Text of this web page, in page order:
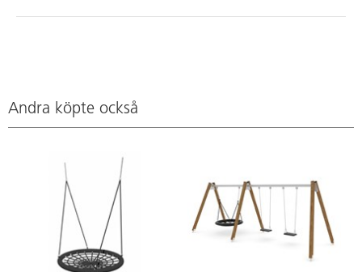
Andra köpte också